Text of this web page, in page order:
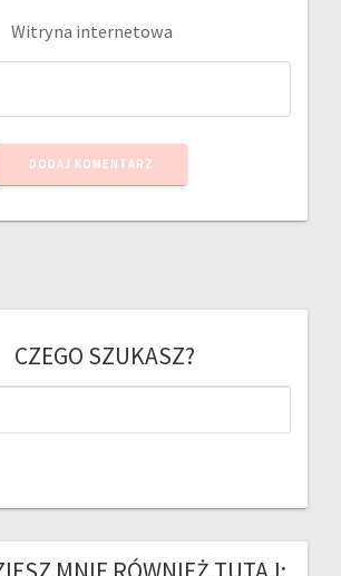
Witryna internetowa
CZEGO SZUKASZ?